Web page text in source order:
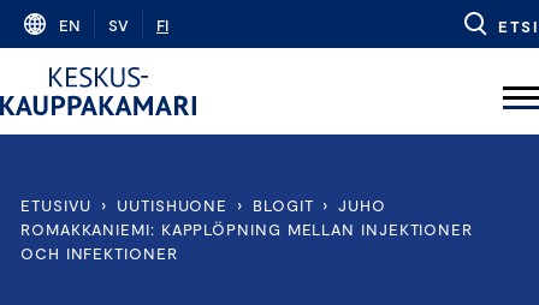
Skip
content
EN SV FI ETSI
ETUSIVU › UUTISHUONE › BLOGIT › JUHO
ROMAKKANIEMI: KAPPLÖPNING MELLAN INJEKTIONER
OCH INFEKTIONER